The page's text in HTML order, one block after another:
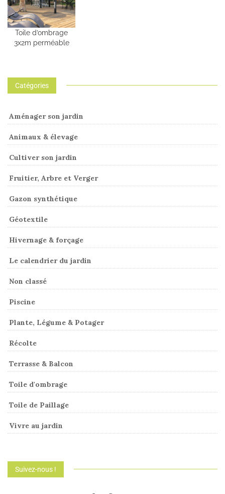
Toile d’ombrage
3x2m perméable
Catégories
Aménager son jardin
Animaux & élevage
Cultiver son jardin
Fruitier, Arbre et Verger
Gazon synthétique
Géotextile
Hivernage & forçage
Le calendrier du jardin
Non classé
Piscine
Plante, Légume & Potager
Récolte
Terrasse & Balcon
Toile d'ombrage
Toile de Paillage
Vivre au jardin
Suivez-nous !